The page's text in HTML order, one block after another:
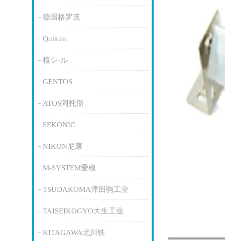
德国格罗茨
Quixun
桜シ-ル
GENTOS
ATOS阿托斯
SEKONIC
NIKON尼康
M-SYSTEM爱模
TSUDAKOMA津田驹工业
TAISEIKOGYO大生工业
KITAGAWA北川铁